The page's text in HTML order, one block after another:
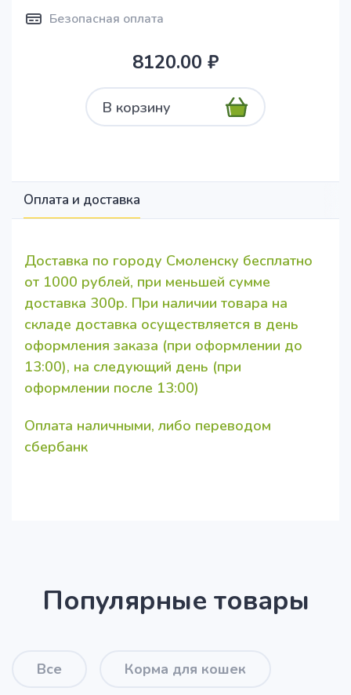
Безопасная оплата
8120.00 ₽
В корзину
Оплата и доставка
Доставка по городу Смоленску бесплатно
от 1000 рублей, при меньшей сумме
доставка 300р. При наличии товара на
складе доставка осуществляется в день
оформления заказа (при оформлении до
13:00), на следующий день (при
оформлении после 13:00)
Оплата наличными, либо переводом
сбербанк
Популярные товары
Все Корма для кошек